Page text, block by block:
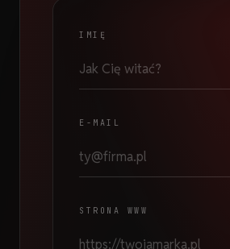
IMIĘ
E-MAIL
STRONA WWW